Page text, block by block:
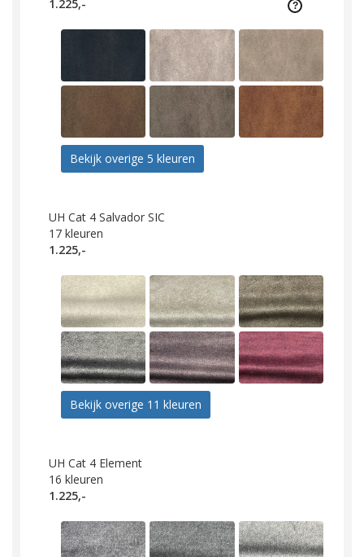
1.225,-
Bekijk overige 5 kleuren
UH Cat 4 Salvador SIC
17 kleuren
1.225,-
Bekijk overige 11 kleuren
UH Cat 4 Element
16 kleuren
1.225,-